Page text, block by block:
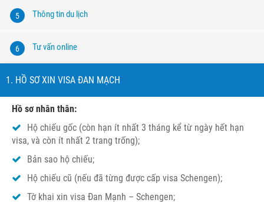
5 Thông tin du lịch
6 Tư vấn online
1. HỒ SƠ XIN VISA ĐAN MẠCH
Hồ sơ nhân thân:
Hộ chiếu gốc (còn hạn ít nhất 3 tháng kể từ ngày hết hạn
visa, và còn ít nhất 2 trang trống);
Bản sao hộ chiếu;
Hộ chiếu cũ (nếu đã từng được cấp visa Schengen);
Tờ khai xin visa Đan Mạnh – Schengen;